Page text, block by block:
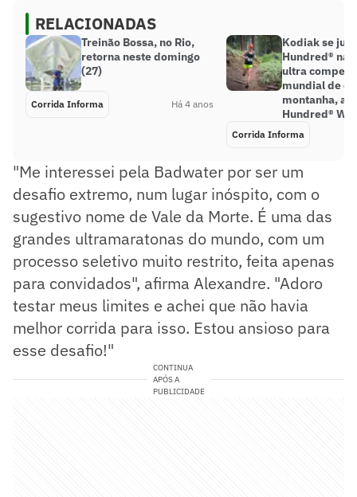
RELACIONADAS
Treinão Bossa, no Rio,
retorna neste domingo
(27)
Corrida Informa Há 4 anos
Kodiak se
Hundred® na
ultra
mundial de
montanha, a
Hundred®
Corrida Informa
"Me interessei pela Badwater por ser um
desafio extremo, num lugar inóspito, com o
sugestivo nome de Vale da Morte. É uma das
grandes ultramaratonas do mundo, com um
processo seletivo muito restrito, feita apenas
para convidados", afirma Alexandre. "Adoro
testar meus limites e achei que não havia
melhor corrida para isso. Estou ansioso para
esse desafio!"
CONTINUA
APÓS A
PUBLICIDADE